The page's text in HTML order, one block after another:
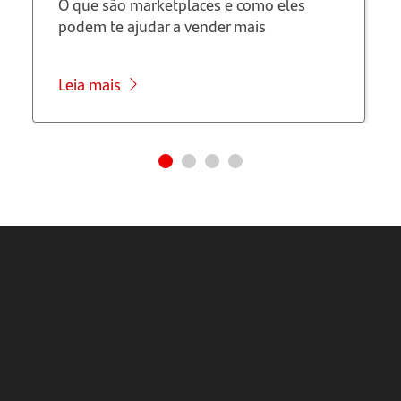
pode
ajudar
podem te ajudar a vender mais
Leia mais